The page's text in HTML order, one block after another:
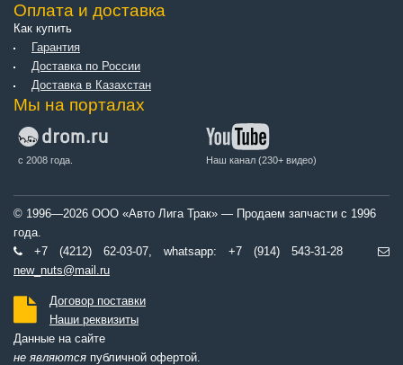
Оплата и доставка
Как купить
Гарантия
Доставка по России
Доставка в Казахстан
Мы на порталах
с 2008 года. Наш канал (230+ видео)
© 1996—2026 ООО «Авто Лига Трак» — Продаем запчасти с 1996
года.
+7 (4212) 62-03-07, whatsapp: +7 (914) 543-31-28
new_nuts@mail.ru
Договор поставки
Наши реквизиты
Данные на сайте
не являются публичной офертой.